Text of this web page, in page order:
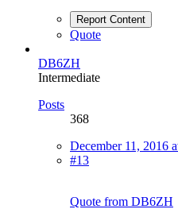
Report Content
Quote
DB6ZH
Intermediate
Posts
368
December 11, 2016
#13
Quote from DB6ZH